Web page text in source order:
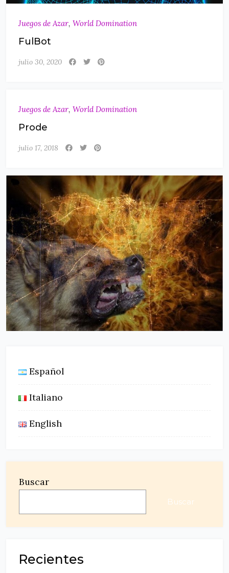
Juegos de Azar, World Domination
FulBot
julio 30, 2020
Juegos de Azar, World Domination
Prode
julio 17, 2018
Español
Italiano
English
Buscar
Buscar
Recientes